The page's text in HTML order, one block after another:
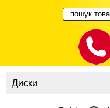
Диски